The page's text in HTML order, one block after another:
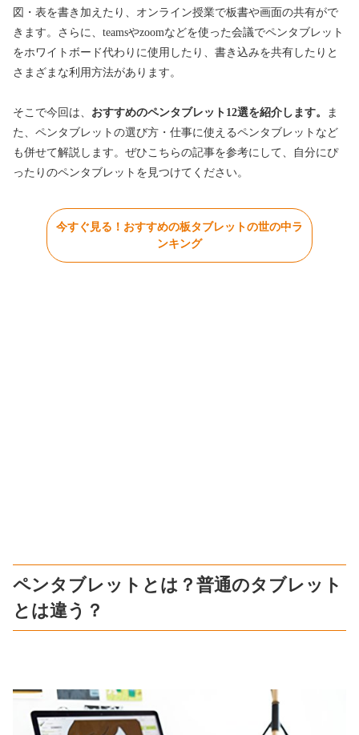
図・表を書き加えたり、オンライン授業で板書や画面の共有がで
きます。さらに、teamsやzoomなどを使った会議でペンタブレット
をホワイトボード代わりに使用したり、書き込みを共有したりと
さまざまな利用方法があります。
そこで今回は、 おすすめのペンタブレット12選を紹介します。
ま
た、ペンタブレットの選び方・仕事に使えるペンタブレットなど
も併せて解説します。ぜひこちらの記事を参考にして、自分にぴ
ったりのペンタブレットを見つけてください。
今すぐ見る！おすすめの板タブレットの世の中ラ
ンキング
ペンタブレットとは？普通のタブレット
とは違う？